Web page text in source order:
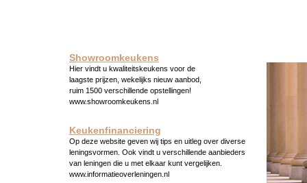
Showroomkeukens
Hier vindt u kwaliteitskeukens voor de
laagste prijzen, wekelijks nieuw aanbod,
ruim 1500 verschillende opstellingen!
www.showroomkeukens.nl
Keukenfinanciering
Op deze website geven wij tips en uitleg over diverse
leningsvormen. Ook vindt u verschillende aanbieders
van leningen die u met elkaar kunt vergelijken.
www.informatieoverleningen.nl